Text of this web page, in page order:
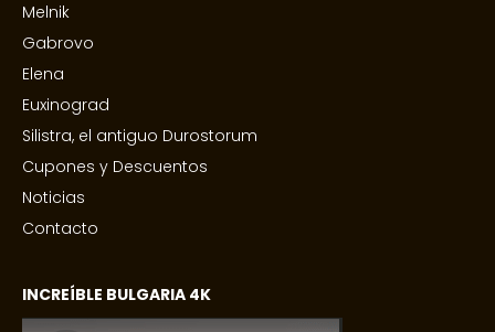
Melnik
Gabrovo
Elena
Euxinograd
Silistra, el antiguo Durostorum
Cupones y Descuentos
Noticias
Contacto
INCREÍBLE BULGARIA 4K